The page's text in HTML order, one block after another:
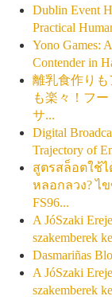
Dublin Event
Practical
Yono Games:
Contender in
離乳食作りも
も楽々！フ
サ...
Digital
Trajectory of
สูตรสล็อตใช้ไ
หลอกลวง? ไ
FS96...
A JóSzaki
szakemberek
Dasmariñas
A JóSzaki
szakemberek